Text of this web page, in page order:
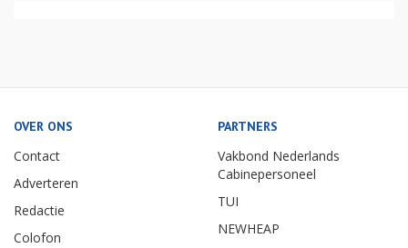
OVER ONS
Contact
Adverteren
Redactie
Colofon
PARTNERS
Vakbond Nederlands
Cabinepersoneel
TUI
NEWHEAP